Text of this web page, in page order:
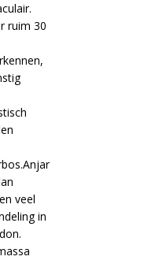
ruim 30
veel
in